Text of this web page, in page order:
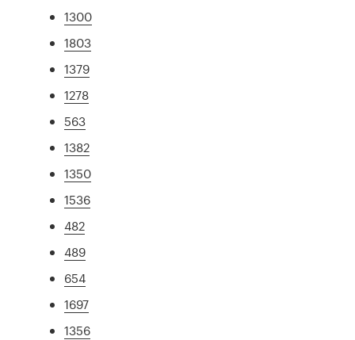
1300
1803
1379
1278
563
1382
1350
1536
482
489
654
1697
1356